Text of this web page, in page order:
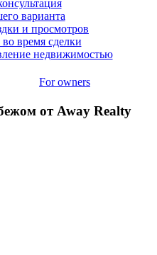
варианта
и просмотров
время сделки
недвижимостью
For owners
от Away Realty